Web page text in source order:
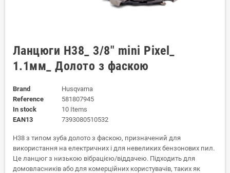
Ланцюги Н38_ 3/8" mini Pixel_
1.1мм_ Долото з фаскою
Brand
Husqvarna
Reference
581807945
In stock
10 Items
EAN13
7393080510532
H38 з типом зуба долото з фаскою, призначений для
використання на електричних і для невеликих бензонових пил.
Це ланцюг з низькою вібрацією/віддачею. Підходить для
домовласників або для комерційних користувачів, таких як